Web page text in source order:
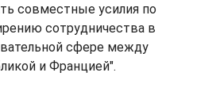
совместные усилия по
сотрудничества в
сфере между
и Францией".